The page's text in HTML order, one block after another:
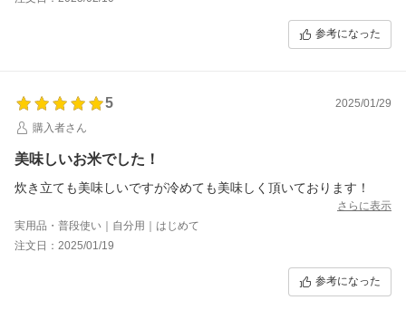
参考になった
5
2025/01/29
購入者さん
美味しいお米でした！
炊き立ても美味しいですが冷めても美味しく頂いております！
さらに表示
実用品・普段使い｜自分用｜はじめて
注文日：2025/01/19
参考になった